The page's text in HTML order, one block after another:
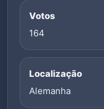
Votos
164
Localização
Alemanha